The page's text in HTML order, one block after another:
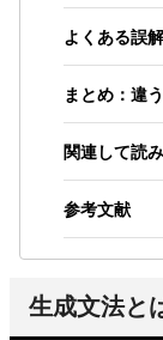
よくある誤解
まとめ：違
関連して読
参考文献
生成文法と